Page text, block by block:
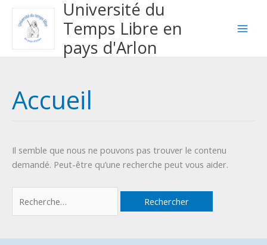
Aller
contenu
Université du
Temps Libre en
pays d'Arlon
Accueil
Il semble que nous ne pouvons pas trouver le contenu
demandé. Peut-être qu’une recherche peut vous aider.
Rechercher :